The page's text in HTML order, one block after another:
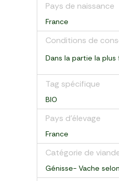
Pays de naissance
France
Conditions de
Dans la partie la
Tag spécifique
BIO
Pays d’élevage
France
Catégorie de
Génisse- Vache